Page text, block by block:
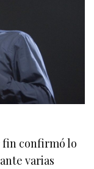
confirmó lo
varias